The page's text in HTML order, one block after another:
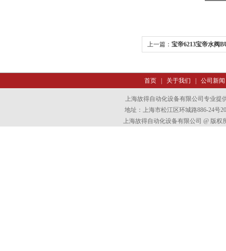
上一篇： 宝帝6213宝帝水阀
首页| 关于我们 公司新闻
上海故得自动化设备有限公司专业提
地址：上海市松江区环城路886-24号
上海故得自动化设备有限公司 @ 版权